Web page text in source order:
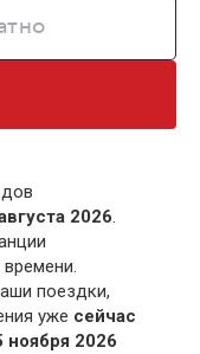
2026.
поездки,
уже сейчас
2026